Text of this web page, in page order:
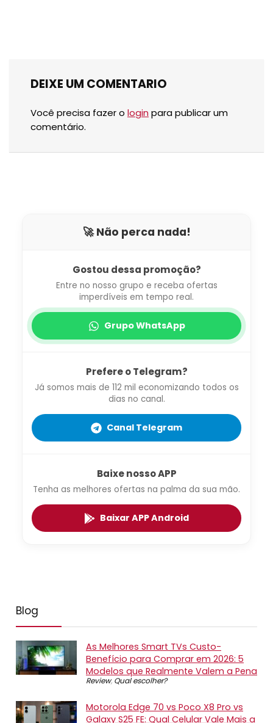
DEIXE UM COMENTARIO
Você precisa fazer o login para publicar um
comentário.
🚀 Não perca nada!
Gostou dessa promoção?
Entre no nosso grupo e receba ofertas
imperdíveis em tempo real.
Grupo WhatsApp
Prefere o Telegram?
Já somos mais de 112 mil economizando todos os
dias no canal.
Canal Telegram
Baixe nosso APP
Tenha as melhores ofertas na palma da sua mão.
Baixar APP Android
Blog
As Melhores Smart TVs Custo-
Benefício para Comprar em 2026: 5
Modelos que Realmente Valem a Pena
Review, Qual escolher?
Motorola Edge 70 vs Poco X8 Pro vs
Galaxy S25 FE: Qual Celular Vale Mais a